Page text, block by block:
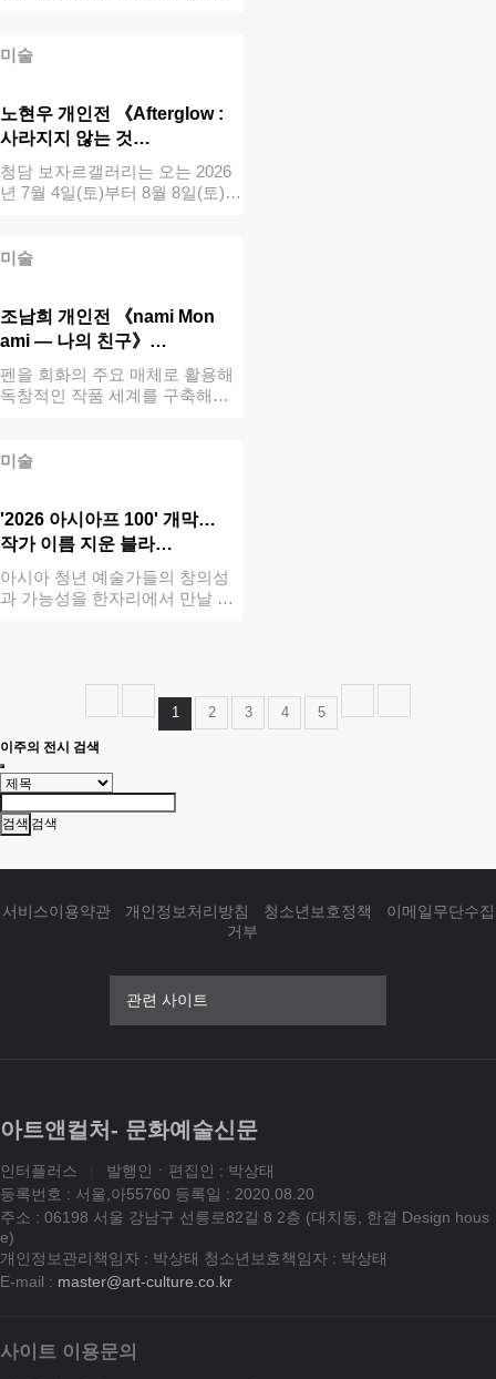
미술
노현우 개인전 《Afterglow :
사라지지 않는 것…
청담 보자르갤러리는 오는 2026
년 7월 4일(토)부터 8월 8일(토)
미술
조남희 개인전 《nami Mon
ami — 나의 친구》…
펜을 회화의 주요 매체로 활용해
독창적인 작품 세계를 구축해온
미술
'2026 아시아프 100' 개막…
작가 이름 지운 블라…
아시아 청년 예술가들의 창의성
과 가능성을 한자리에서 만날 수
1 2 3 4 5
이주의 전시 검색
검색
서비스이용약관 개인정보처리방침 청소년보호정책
이메일무단수집
거부
관련 사이트
아트앤컬처- 문화예술신문
인터플러스
발행인ㆍ편집인 : 박상태
등록번호 : 서울,아55760 등록일 : 2020.08.20
주소 : 06198 서울 강남구 선릉로82길 8 2층 (대치동, 한결 Design hous
e)
개인정보관리책임자 : 박상태 청소년보호책임자 : 박상태
E-mail : master@art-culture.co.kr
사이트 이용문의